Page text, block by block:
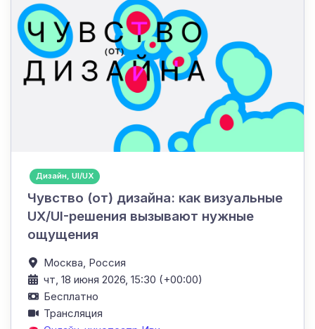
Дизайн, UI/UX
Чувство (от) дизайна: как визуальные
UX/UI-решения вызывают нужные
ощущения
Москва, Россия
чт, 18 июня 2026, 15:30 (+00:00)
Бесплатно
Трансляция